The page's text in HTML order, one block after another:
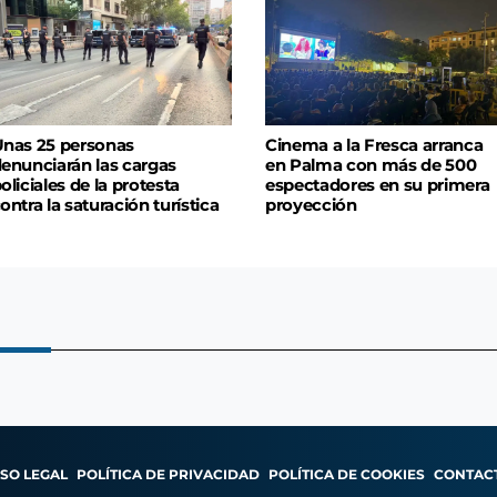
25 personas
las cargas
de la protesta
la saturación turística
Cinema a la Fresca arranca
en Palma con más de 500
espectadores en su primera
proyección
LEGAL POLÍTICA DE PRIVACIDAD POLÍTICA DE COOKIES